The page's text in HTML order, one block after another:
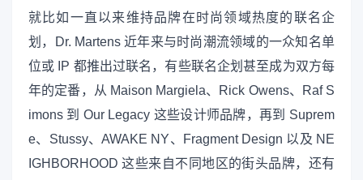
就比如一直以来维持品牌在时尚领域热度的联名企
划，Dr. Martens 近年来与时尚潮流领域的一众知名单
位或 IP 都推出过联名，有些联名企划甚至成为双方每
年的定番，从 Maison Margiela、Rick Owens、Raf S
imons 到 Our Legacy 这些设计师品牌，再到 Suprem
e、Stussy、AWAKE NY、Fragment Design 以及 NE
IGHBORHOOD 这些来自不同地区的街头品牌，还有